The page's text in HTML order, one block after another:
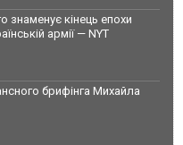
знаменує кінець епохи
армії — NYT
брифінга Михайла